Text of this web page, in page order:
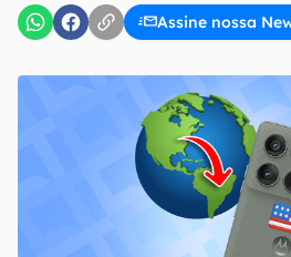
Assine nossa
Uso e Política de Privacidade do